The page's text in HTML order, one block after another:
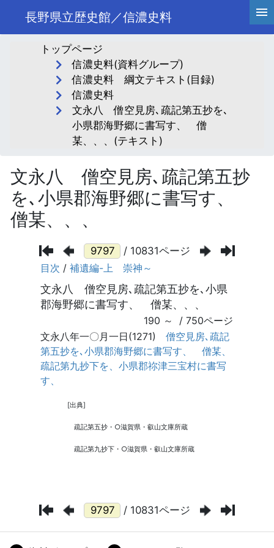
長野県立歴史館／信濃史料
トップページ
信濃史料(資料グループ)
信濃史料 綱文テキスト(目録)
信濃史料
文永八 僧空見房､疏記第五抄を､
小県郡海野郷に書写す、 僧
某、、、(テキスト)
文永八 僧空見房､疏記第五抄
を､小県郡海野郷に書写す、
僧某、、、
/ 10831ページ
/ 10831ページ